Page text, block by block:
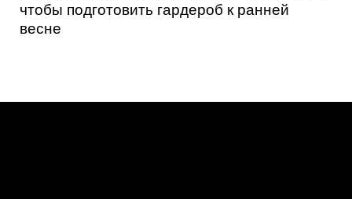
чтобы подготовить гардероб к ранней
весне